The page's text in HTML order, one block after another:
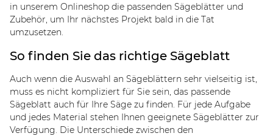
in unserem Onlineshop die passenden Sägeblätter und
Zubehör, um Ihr nächstes Projekt bald in die Tat
umzusetzen.
So finden Sie das richtige Sägeblatt
Auch wenn die Auswahl an Sägeblättern sehr vielseitig ist,
muss es nicht kompliziert für Sie sein, das passende
Sägeblatt auch für Ihre Säge zu finden. Für jede Aufgabe
und jedes Material stehen Ihnen geeignete Sägeblätter zur
Verfügung. Die Unterschiede zwischen den